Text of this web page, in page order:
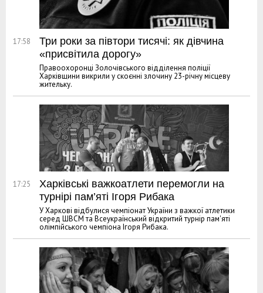
17:58
Три роки за півтори тисячі: як дівчина
«присвітила дорогу»
Правоохоронці Золочівського відділення поліції
Харківщини викрили у скоєнні злочину 23-річну місцеву
жительку.
17:25
Харківські важкоатлети перемогли на
турнірі пам’яті Ігоря Рибака
У Харкові відбулися чемпіонат України з важкої атлетики
серед ШВСМ та Всеукраїнський відкритий турнір пам'яті
олімпійського чемпіона Ігоря Рибака.